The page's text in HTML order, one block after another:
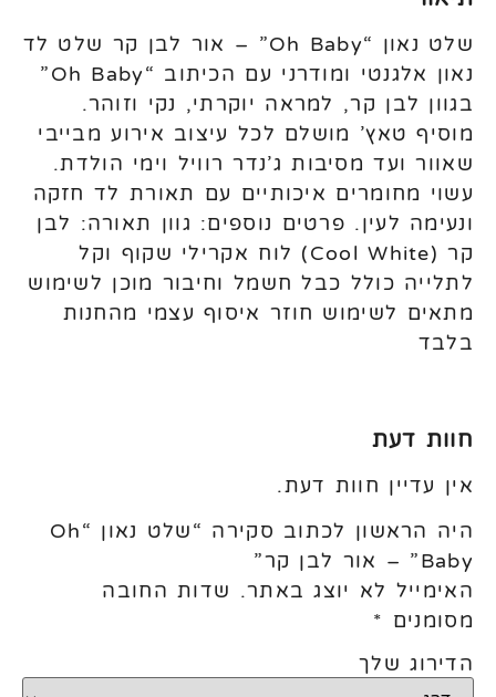
שלט נאון “Oh Baby” – אור לבן קר שלט לד
נאון אלגנטי ומודרני עם הכיתוב “Oh Baby”
בגוון לבן קר, למראה יוקרתי, נקי וזוהר.
מוסיף טאץ’ מושלם לכל עיצוב אירוע מבייבי
שאוור ועד מסיבות ג’נדר רוויל וימי הולדת.
עשוי מחומרים איכותיים עם תאורת לד חזקה
ונעימה לעין. פרטים נוספים: גוון תאורה: לבן
קר (Cool White) לוח אקרילי שקוף וקל
לתלייה כולל כבל חשמל וחיבור מוכן לשימוש
מתאים לשימוש חוזר איסוף עצמי מהחנות
בלבד
חוות דעת
אין עדיין חוות דעת.
היה הראשון לכתוב סקירה “שלט נאון “Oh
Baby” – אור לבן קר”
האימייל לא יוצג באתר. שדות החובה
מסומנים *
הדירוג שלך